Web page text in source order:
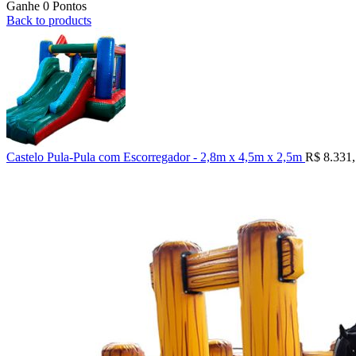
Ganhe 0 Pontos
Back to products
Castelo Pula-Pula com Escorregador - 2,8m x 4,5m x 2,5m R$